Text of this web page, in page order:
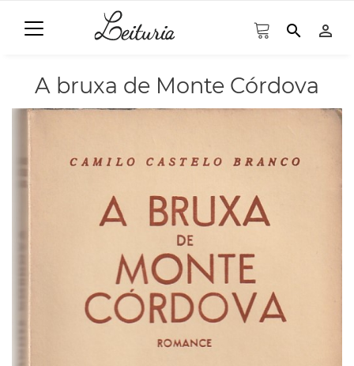
search person_outline
A bruxa de Monte Córdova